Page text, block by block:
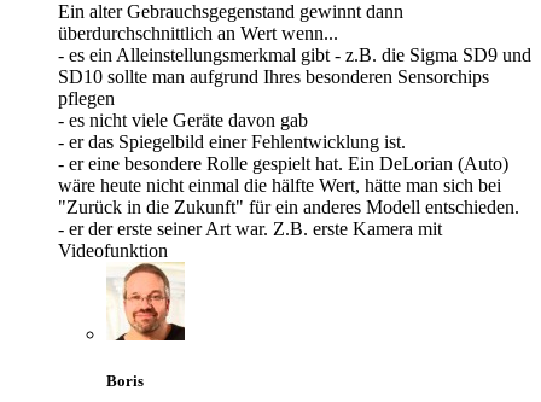
Ein alter Gebrauchsgegenstand gewinnt dann
überdurchschnittlich an Wert wenn...
- es ein Alleinstellungsmerkmal gibt - z.B. die Sigma SD9 und
SD10 sollte man aufgrund Ihres besonderen Sensorchips
pflegen
- es nicht viele Geräte davon gab
- er das Spiegelbild einer Fehlentwicklung ist.
- er eine besondere Rolle gespielt hat. Ein DeLorian (Auto)
wäre heute nicht einmal die hälfte Wert, hätte man sich bei
"Zurück in die Zukunft" für ein anderes Modell entschieden.
- er der erste seiner Art war. Z.B. erste Kamera mit
Videofunktion
Boris